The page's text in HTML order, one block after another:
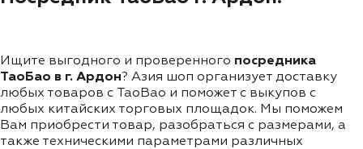
Ищите выгодного и проверенного посредника
ТаоБао в г. Ардон? Азия шоп организует доставку
любых товаров с TaoBao и поможет с выкупов с
любых китайских торговых площадок. Мы поможем
Вам приобрести товар, разобраться с размерами, а
также техническими параметрами различных